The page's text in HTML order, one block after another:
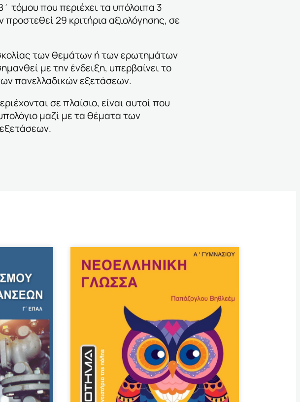
τόμου που περιέχει τα υπόλοιπα 3
προστεθεί 29 κριτήρια αξιολόγησης, σε
των θεμάτων ή των ερωτημάτων
με την ένδειξη, υπερβαίνει το
πανελλαδικών εξετάσεων.
σε πλαίσιο, είναι αυτοί που
μαζί με τα θέματα των